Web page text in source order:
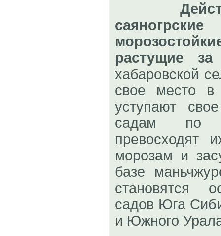
растущие
хабаровской
свое место в
уступают
садам по
превосходят
морозам и
базе
становятся
садов Юга
и Южного